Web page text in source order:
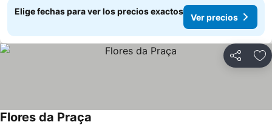
Elige fechas para ver los precios exactos
Ver precios
Compartir
Flores da Praça